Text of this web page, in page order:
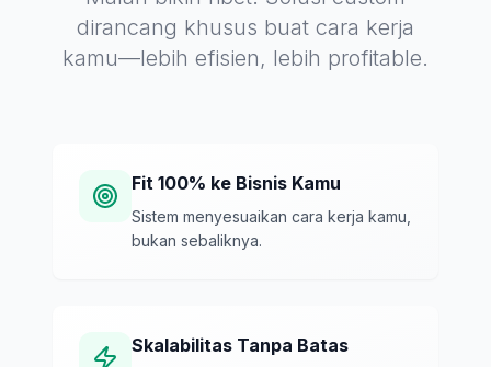
dirancang khusus buat cara kerja
kamu—lebih efisien, lebih profitable.
Fit 100% ke Bisnis Kamu
Sistem menyesuaikan cara kerja kamu,
bukan sebaliknya.
Skalabilitas Tanpa Batas